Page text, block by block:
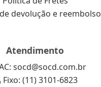
devolução e reembolso
Atendimento
socd@socd.com.br
Fixo: (11) 3101-6823